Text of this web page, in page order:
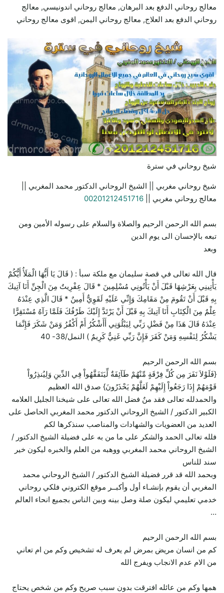
معالج روحاني الدفع بعد البرهان, معالج روحاني اندونيسي, معالج
روحاني الدفع بعد العلاج, معالج روحاني اليمن, اقوى معالج روحاني
شيخ روحاني في سترة
شيخ روحاني مغربي || الشيخ الروحاني الدكتور محمد المغربي ||
معالج روحاني مغربي || 00201212451716
بسم الله الرحمن الرحيم والصلاة والسلام على رسوله الأمين ومن
تبعه بالإحسان الى يوم الدين
وبعد
قال الله تعالى في قصة سليمان مع ملكة سبأ : ( قَالَ يَا أَيُّهَا الْمَلَأُ أَيُّكُمْ
يَأْتِينِي بِعَرْشِهَا قَبْلَ أَنْ يَأْتُونِي مُسْلِمِينَ * قَالَ عِفْرِيتٌ مِنَ الْجِنِّ أَنَا آتِيكَ
بِهِ قَبْلَ أَنْ تَقُومَ مِنْ مَقَامِكَ وَإِنِّي عَلَيْهِ لَقَوِيٌّ أَمِينٌ * قَالَ الَّذِي عِنْدَهُ
عِلْمٌ مِنَ الْكِتَابِ أَنَا آتِيكَ بِهِ قَبْلَ أَنْ يَرْتَدَّ إِلَيْكَ طَرْفُكَ فَلَمَّا رَآهُ مُسْتَقِرًّا
عِنْدَهُ قَالَ هَذَا مِنْ فَضْلِ رَبِّي لِيَبْلُوَنِي أَأَشْكُرُ أَمْ أَكْفُرُ وَمَنْ شَكَرَ فَإِنَّمَا
يَشْكُرُ لِنَفْسِهِ وَمَنْ كَفَرَ فَإِنَّ رَبِّي غَنِيٌّ كَرِيمٌ ) النمل/38- 40
بسم الله الرحمن الرحيم
{فَلَوْلاَ نَفَرَ مِن كُلِّ فِرْقَةٍ مِّنْهُمْ طَآئِفَةٌ لِّيَتَفَقَّهُواْ فِي الدِّينِ وَلِيُنذِرُواْ
قَوْمَهُمْ إِذَا رَجَعُواْ إِلَيْهِمْ لَعَلَّهُمْ يَحْذَرُونَ} صدق الله العظيم
والحمدلله تعالى فقد منٌ فضل الله تعالى على شيخنا الجليل العلامه
الكبير الدكتور / الشيخ الروحاني الدكتور محمد المغربي الحاصل على
العديد من العضويات والشهادات والمناصب سنذكرها لكم
فلله تعالى الحمد والشكر على ما من به على فضيلة الشيخ الدكتور /
الشيخ الروحاني محمد المغربي ووهبه من العلم والخبره ليكون خير
سند للناس
وبحمد الله قد قرر فضيلة الشيخ الدكتور / الشيخ الروحاني محمد
المغربي أن يقوم بإنشـاء أول وأكبــر موقع الكتروني فلكي روحاني
خدمي تعليمي ليكون صلة وصل بينه وبين الناس بجميع انحاء العالم
…
بسم الله الرحمن الرحيم
كم من انسان مريض بمرض لم يعرف له تشخيص وكم من ام تعاني
من الام عدم الانجاب ويفرج الله
همها وكم من عائله افترقت بدون سبب صريح وكم من شخص يحتاج